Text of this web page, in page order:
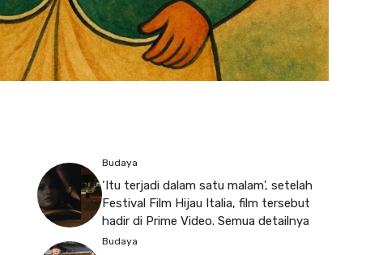
Budaya
‘Itu terjadi dalam satu malam’, setelah
Festival Film Hijau Italia, film tersebut
hadir di Prime Video. Semua detailnya
Budaya